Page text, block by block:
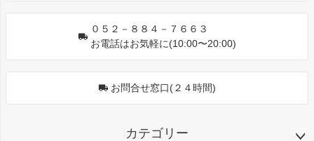
０５２－８８４－７６６３
お電話はお気軽に(10:00〜20:00)
お問合せ窓口(２４時間)
カテゴリー